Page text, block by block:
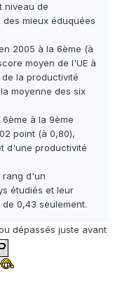
niveau de
mieux éduquées
2005 à la 6ème (à
moyen de l'UE à
la productivité
moyenne des six
à la 9ème
point (à 0,80),
d'une productivité
rang d'un
étudiés et leur
0,43 seulement.
dépassés juste avant